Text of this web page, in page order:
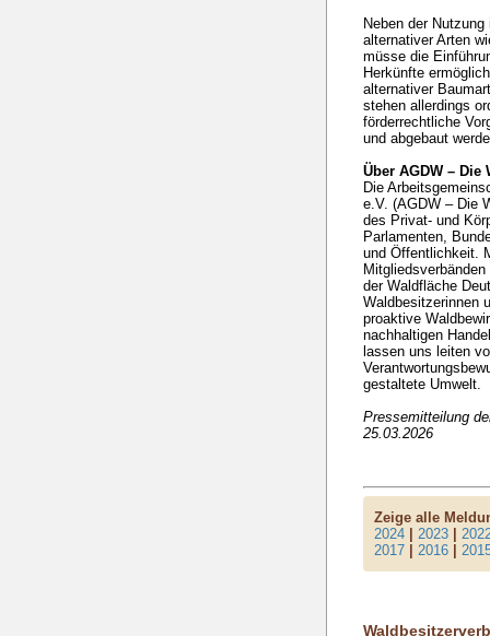
Neben der
alternativer Arten
müsse die
Herkünfte
alternativer
stehen allerdings
förderrechtliche
und abgebaut
Über AGDW – Die
Die
e.V. (AGDW – Die
des Privat- und
Parlamenten,
und Öffentlichkeit.
der Waldfläche
Waldbesitzerinnen
proaktive
nachhaltigen
lassen uns leiten
gestaltete Umwelt.
Pressemitteilung
25.03.2026
Zeige alle
2024 |2023 |
2017 |2016 |